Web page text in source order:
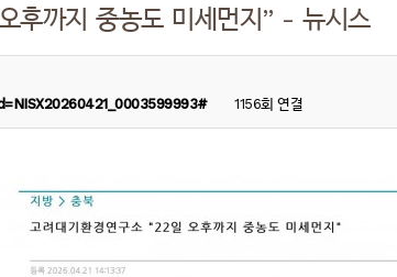
후까지 중농도 미세먼지” - 뉴시스
1156회 연결